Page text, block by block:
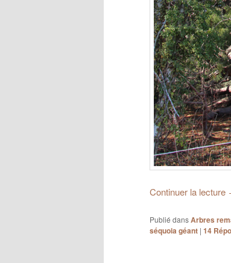
Continuer la lecture
Publié dansArbres
séquoia géant | 14